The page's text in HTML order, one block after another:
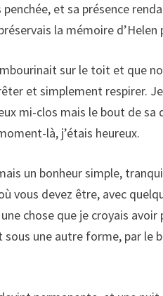
et sa présence
la mémoire
sur le toit et que
et simplement respirer.
mi-clos mais le bout de
là, j’étais heureux.
un bonheur simple,
vous devez être, avec
chose que je croyais
une autre forme, par le